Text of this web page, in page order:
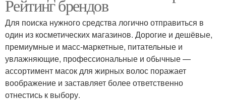
Рейтинг брендов
Для поиска нужного средства логично отправиться в
один из косметических магазинов. Дорогие и дешёвые,
премиумные и масс-маркетные, питательные и
увлажняющие, профессиональные и обычные —
ассортимент масок для жирных волос поражает
воображение и заставляет более ответственно
отнестись к выбору.